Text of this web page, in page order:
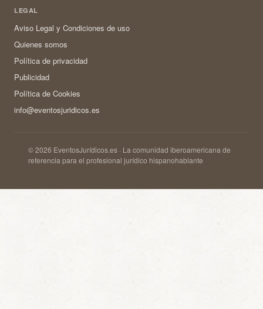
LEGAL
Aviso Legal y Condiciones de uso
Quienes somos
Política de privacidad
Publicidad
Política de Cookies
info@eventosjuridicos.es
© 2026 EventosJurídicos.es · La comunidad iberoamericana de
referencia para el profesional jurídico hispanohablante